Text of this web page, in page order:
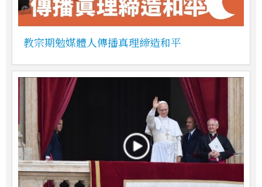
教宗期勉媒體人傳播真理締造和平